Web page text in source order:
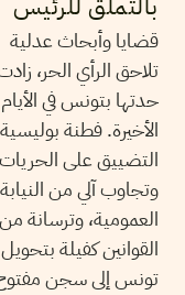
قضايا وأبحاث عدلية
تلاحق الرأي الحر،
حدتها بتونس في الأيام
الأخيرة. فطنة
التضييق على الحريات
وتجاوب آلي من النيابة
العمومية، وترسانة من
القوانين كفيلة بتحويل
تونس إلى سجن